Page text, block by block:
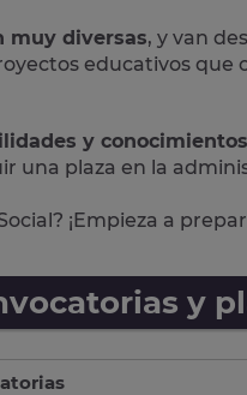
muy diversas, y van
educativos que
y
una plaza en la
¡Empieza a
y